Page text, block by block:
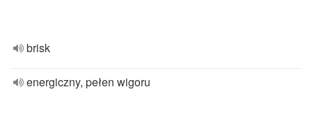
brisk
energiczny, pełen wigoru